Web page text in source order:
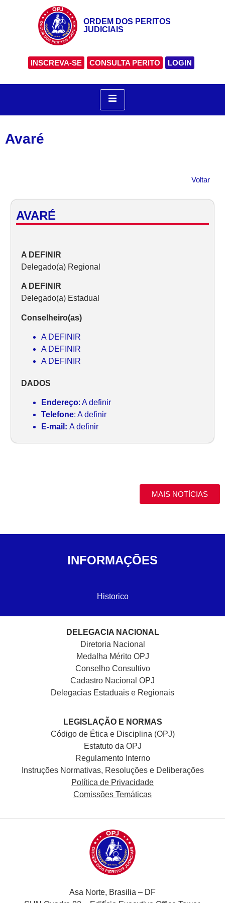
ORDEM DOS PERITOS
JUDICIAIS
INSCREVA-SE CONSULTA PERITO LOGIN
Avaré
Voltar
AVARÉ
A DEFINIR
Delegado(a) Regional
A DEFINIR
Delegado(a) Estadual
Conselheiro(as)
A DEFINIR
A DEFINIR
A DEFINIR
DADOS
Endereço: A definir
Telefone: A definir
E-mail: A definir
MAIS NOTÍCIAS
INFORMAÇÕES
Historico
DELEGACIA NACIONAL
Diretoria Nacional
Medalha Mérito OPJ
Conselho Consultivo
Cadastro Nacional OPJ
Delegacias Estaduais e Regionais
LEGISLAÇÃO E NORMAS
Código de Ética e Disciplina (OPJ)
Estatuto da OPJ
Regulamento Interno
Instruções Normativas, Resoluções e Deliberações
Política de Privacidade
Comissões Temáticas
Asa Norte, Brasilia – DF